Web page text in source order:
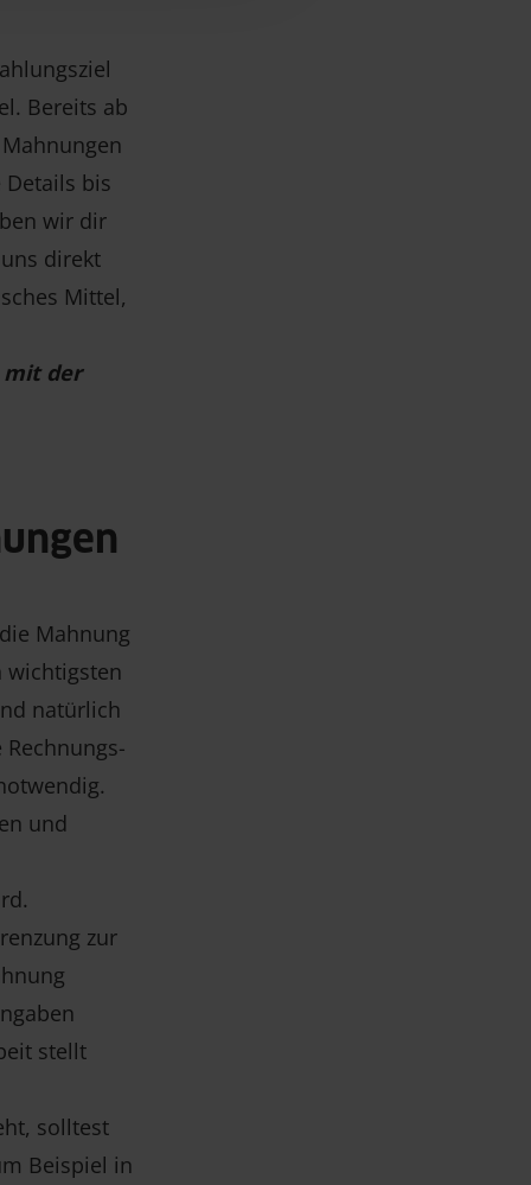
Bereits ab
bis
wir dir
direkt
Mittel,
mit der
Mahnung
wichtigsten
natürlich
und
zur
stellt
solltest
Beispiel in